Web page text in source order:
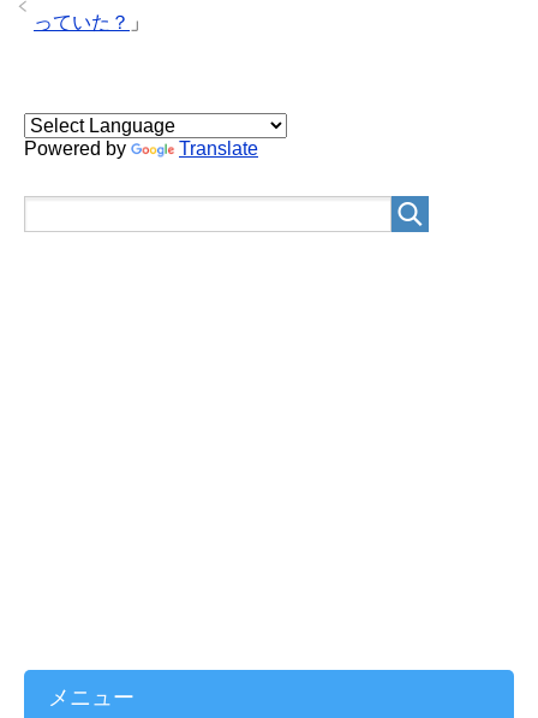
っていた？ 」
Powered by Translate
メニュー